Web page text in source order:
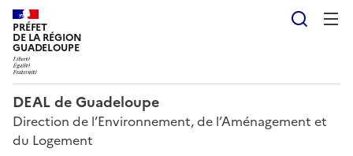
PRÉFET
DE LA RÉGION
GUADELOUPE
DEAL de Guadeloupe
Direction de l’Environnement, de l’Aménagement et
du Logement